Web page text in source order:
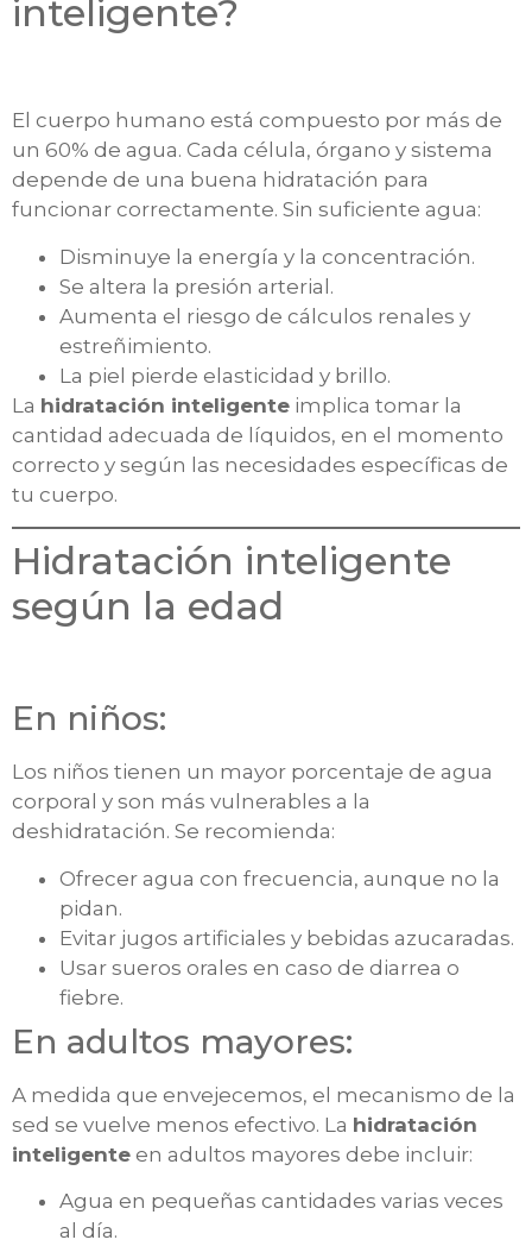
inteligente?
El cuerpo humano está compuesto por más de
un 60% de agua. Cada célula, órgano y sistema
depende de una buena hidratación para
funcionar correctamente. Sin suficiente agua:
Disminuye la energía y la concentración.
Se altera la presión arterial.
Aumenta el riesgo de cálculos renales y
estreñimiento.
La piel pierde elasticidad y brillo.
La hidratación inteligente implica tomar la
cantidad adecuada de líquidos, en el momento
correcto y según las necesidades específicas de
tu cuerpo.
Hidratación inteligente
según la edad
En niños:
Los niños tienen un mayor porcentaje de agua
corporal y son más vulnerables a la
deshidratación. Se recomienda:
Ofrecer agua con frecuencia, aunque no la
pidan.
Evitar jugos artificiales y bebidas azucaradas.
Usar sueros orales en caso de diarrea o
fiebre.
En adultos mayores:
A medida que envejecemos, el mecanismo de la
sed se vuelve menos efectivo. La hidratación
inteligente en adultos mayores debe incluir:
Agua en pequeñas cantidades varias veces
al día.